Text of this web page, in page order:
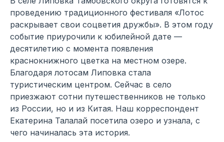
проведению традиционного фестиваля «Лотос
раскрывает свои соцветия дружбы». В этом году
событие приурочили к юбилейной дате —
десятилетию с момента появления
краснокнижного цветка на местном озере.
Благодаря лотосам Липовка стала
туристическим центром. Сейчас в село
приезжают сотни путешественников не только
из России, но и из Китая. Наш корреспондент
Екатерина Талалай посетила озеро и узнала, с
чего начиналась эта история.